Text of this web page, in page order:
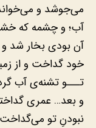
می‌جوشد و
آب؛ و چشمه که
آن بودی بخار شد
خود گداخت و از
تـــو تشنه‌ی آب
و بعد… عمری
نبودنِ تو